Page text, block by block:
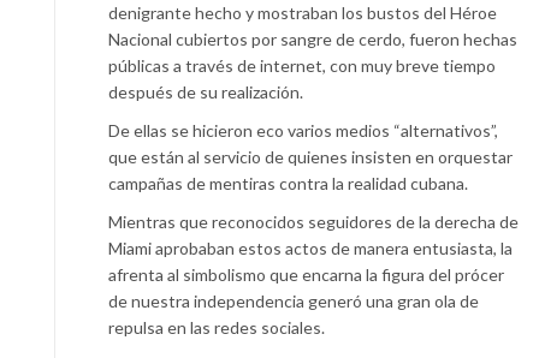
denigrante hecho y mostraban los bustos del Héroe
Nacional cubiertos por sangre de cerdo, fueron hechas
públicas a través de internet, con muy breve tiempo
después de su realización.
De ellas se hicieron eco varios medios “alternativos”,
que están al servicio de quienes insisten en orquestar
campañas de mentiras contra la realidad cubana.
Mientras que reconocidos seguidores de la derecha de
Miami aprobaban estos actos de manera entusiasta, la
afrenta al simbolismo que encarna la figura del prócer
de nuestra independencia generó una gran ola de
repulsa en las redes sociales.